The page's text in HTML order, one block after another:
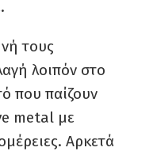
τους
λοιπόν στο
που παίζουν
metal με
Αρκετά